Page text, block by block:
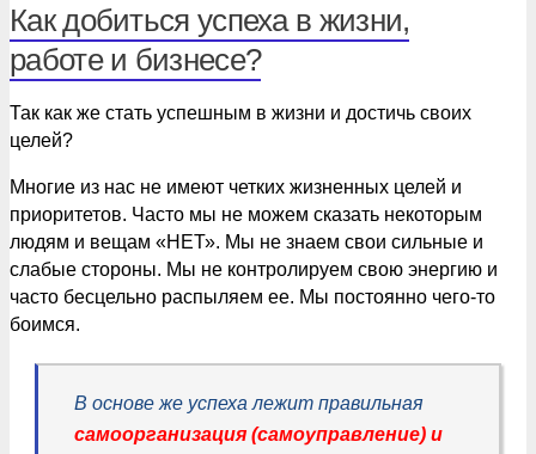
Как добиться успеха в жизни,
работе и бизнесе?
Так как же стать успешным в жизни и достичь своих
целей?
Многие из нас не имеют четких жизненных целей и
приоритетов. Часто мы не можем сказать некоторым
людям и вещам «НЕТ». Мы не знаем свои сильные и
слабые стороны. Мы не контролируем свою энергию и
часто бесцельно распыляем ее. Мы постоянно чего-то
боимся.
В основе же успеха лежит правильная
самоорганизация (самоуправление) и